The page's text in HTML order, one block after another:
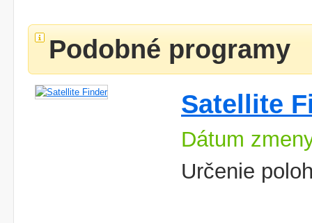
Podobné programy
Satellite
Dátum
Určenie